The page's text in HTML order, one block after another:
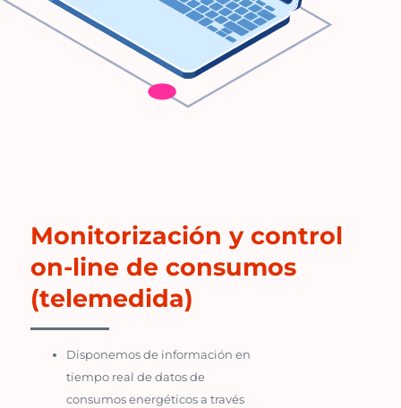
Monitorización y control
on-line de consumos
(telemedida)
Disponemos de información en
tiempo real de datos de
consumos energéticos a través